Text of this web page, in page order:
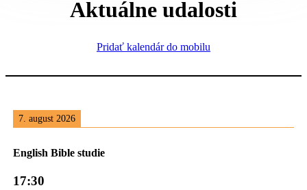
Aktuálne udalosti
Pridať kalendár do mobilu
7. august 2026
English Bible studie
17:30